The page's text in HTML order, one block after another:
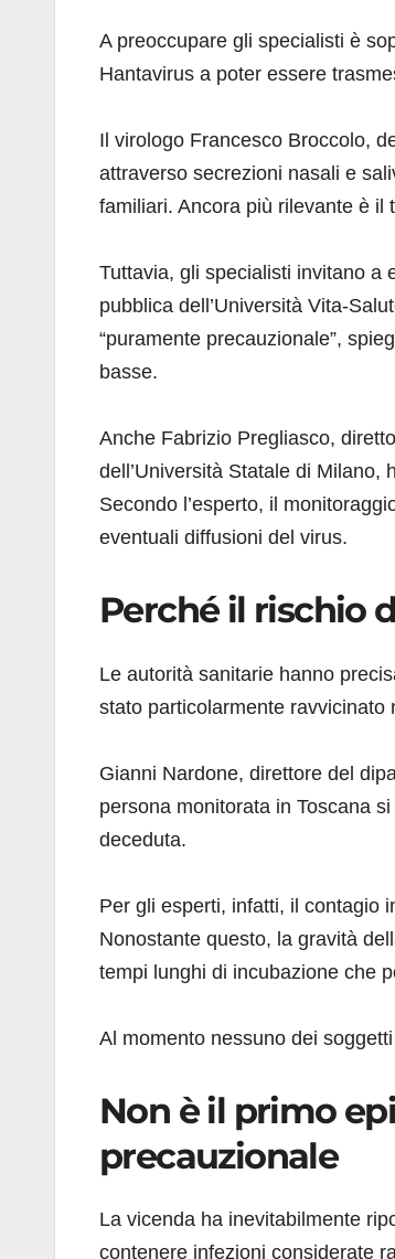
A preoccupare gli specialisti è
Hantavirus a poter essere
Il virologo Francesco Broccolo,
attraverso secrezioni nasali e
familiari. Ancora più rilevante è il
Tuttavia, gli specialisti invitano a
pubblica dell’Università Vita-
“puramente precauzionale”,
basse.
Anche Fabrizio Pregliasco,
dell’Università Statale di
Secondo l’esperto, il
eventuali diffusioni del virus.
Perché il rischio
Le autorità sanitarie hanno
stato particolarmente ravvicinato
Gianni Nardone, direttore del
persona monitorata in Toscana
deceduta.
Per gli esperti, infatti, il contagio
Nonostante questo, la gravità
tempi lunghi di incubazione che
Al momento nessuno dei
Non è il primo
precauzionale
La vicenda ha inevitabilmente
contenere infezioni considerate